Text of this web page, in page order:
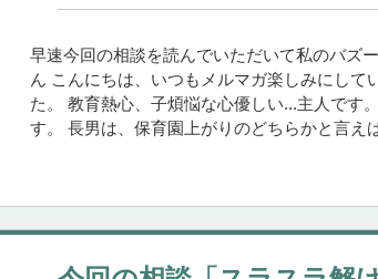
早速今回の相談を読んでいただいて私のバズ
ん こんにちは、いつもメルマガ楽しみにし
た。 教育熱心、子煩悩な心優しい...主人です
す。 長男は、保育園上がりのどちらかと言え